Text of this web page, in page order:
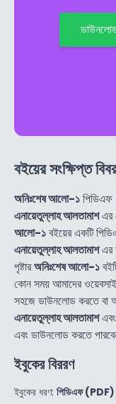
বইয়ের সংক্ষিপ্ত
অনিঃশেষ আলো-১পিডিএফ
এনায়েতুল্লাহ আলতামাশএর
আলো-১বইয়ের একটি
এনায়েতুল্লাহ আলতামাশএর
পৃষ্টারঅনিঃশেষ আলো-১
কোন সময় আমাদের
সহজে ডাউনলোড করতে বা
এনায়েতুল্লাহ আলতামাশএবং
এবং ডাউনলোড করতে
ইবুকের বিররণ
ইবুকের ধরণ: পিডিএফ (PDF)